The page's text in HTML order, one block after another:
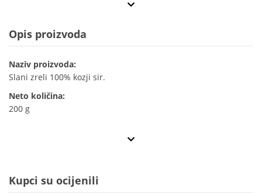
Opis proizvoda
Naziv proizvoda:
Slani zreli 100% kozji sir.
Neto količina:
200 g
Kupci su ocijenili